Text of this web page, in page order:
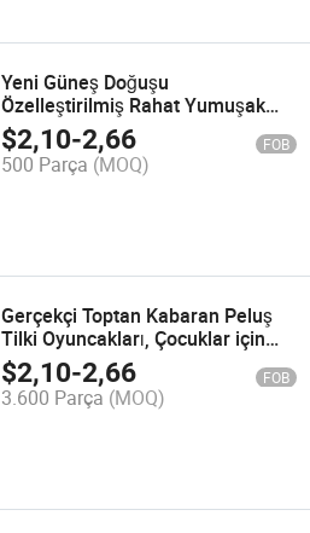
Yeni Güneş Doğuşu
Özelleştirilmiş Rahat Yumuşak
Peluş Böcek Hayvan Yastığı
Oyuncak Dolgu Kelebek Yastık
Uçan Yastık
$2,10-2,66 FOB
500 Parça (MOQ)
Gerçekçi Toptan Kabaran Peluş
Tilki Oyuncakları, Çocuklar için
Sarılmak ve Kucaklamak İçin
Doğum Günü Hediyeleri
$2,10-2,66 FOB
3.600 Parça (MOQ)